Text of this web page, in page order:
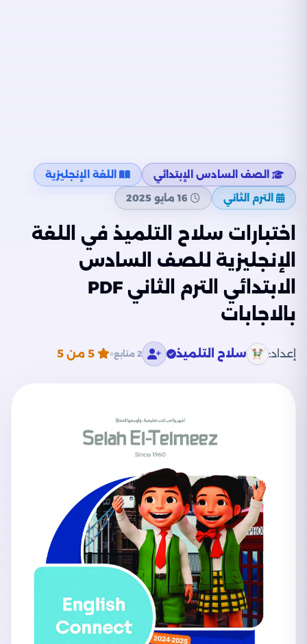
الصف السادس الإبتدائي
اللغة الإنجليزية
الترم الثاني
16 مايو 2025
اختبارات سلاح التلميذ في اللغة
الإنجليزية للصف السادس
الابتدائي الترم الثاني PDF
بالاجابات
إعداد: سلاح التلميذ 2 متابع 5 من 5